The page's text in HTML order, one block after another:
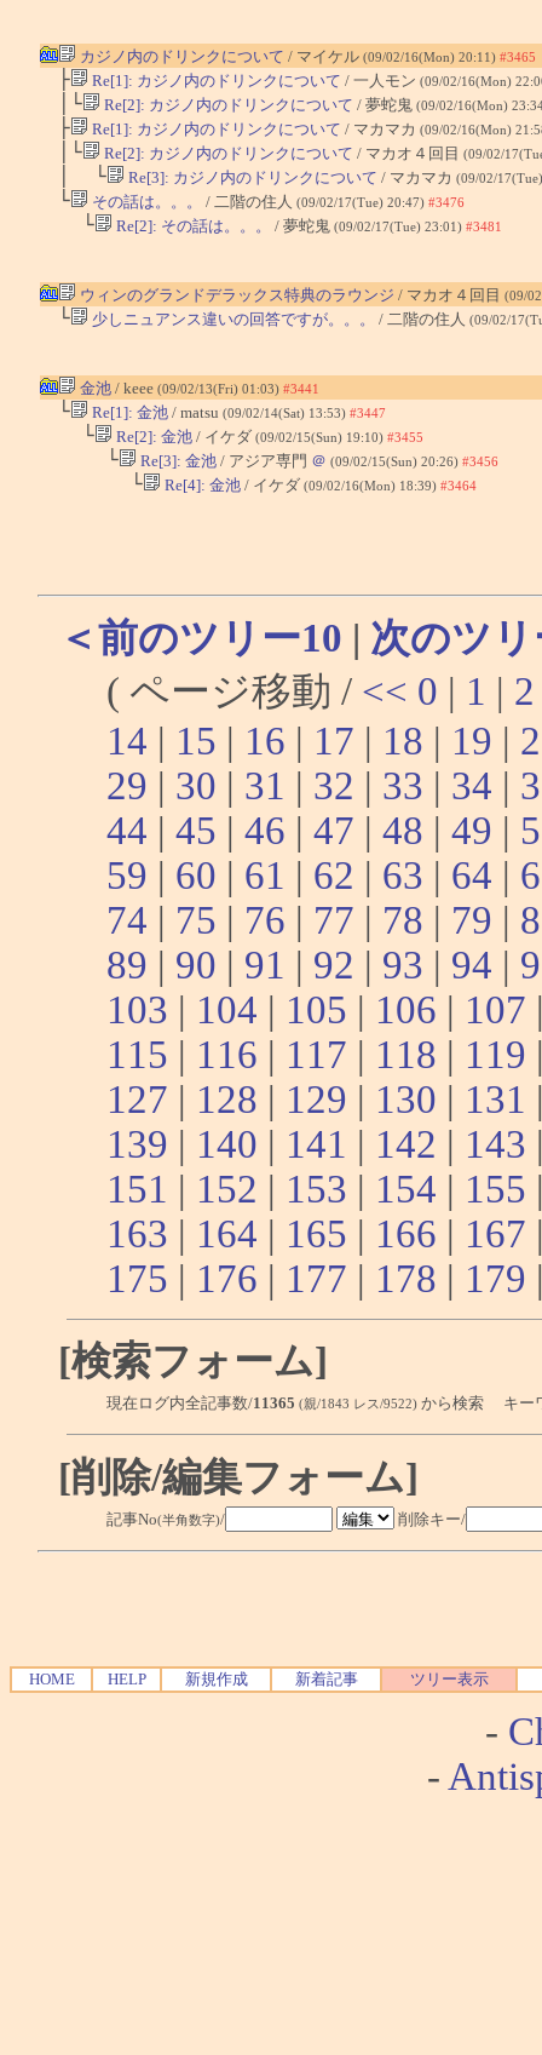
カジノ内のドリンクについて / マイケル (09/02/16(Mon) 20:11) #3465
├ Re[1]: カジノ内のドリンクについて / 一人モン (09/02/16(Mon)
│└ Re[2]: カジノ内のドリンクについて / 夢蛇鬼 (09/02/16(Mon)
├ Re[1]: カジノ内のドリンクについて / マカマカ (09/02/16(Mon)
│└ Re[2]: カジノ内のドリンクについて / マカオ４回目 (09/02/
│ └ Re[3]: カジノ内のドリンクについて / マカマカ (09/02/
└ その話は。。。 / 二階の住人 (09/02/17(Tue) 20:47) #3476
└ Re[2]: その話は。。。 / 夢蛇鬼 (09/02/17(Tue) 23:01) #3481
ウィンのグランドデラックス特典のラウンジ / マカオ４回目 (09/
└ 少しニュアンス違いの回答ですが。。。 / 二階の住人 (09/02/
金池/ keee (09/02/13(Fri) 01:03) #3441
└ Re[1]: 金池/ matsu (09/02/14(Sat) 13:53) #3447
└ Re[2]: 金池/ イケダ (09/02/15(Sun) 19:10) #3455
└ Re[3]: 金池/ アジア専門 ＠ (09/02/15(Sun) 20:26) #3456
└ Re[4]: 金池/ イケダ (09/02/16(Mon) 18:39) #3464
＜前のツリー10 | 次のツリ
( ページ移動 / << 0 | 1 | 2
14 | 15 | 16 | 17 | 18 | 19 |
29 | 30 | 31 | 32 | 33 | 34 |
44 | 45 | 46 | 47 | 48 | 49 |
59 | 60 | 61 | 62 | 63 | 64 |
74 | 75 | 76 | 77 | 78 | 79 |
89 | 90 | 91 | 92 | 93 | 94 |
103 | 104 | 105 | 106 | 107
115 | 116 | 117 | 118 | 119
127 | 128 | 129 | 130 | 131
139 | 140 | 141 | 142 | 143
151 | 152 | 153 | 154 | 155
163 | 164 | 165 | 166 | 167
175 | 176 | 177 | 178 | 179
[検索フォーム]
現在ログ内全記事数/11365 (親/1843 レス/9522) から検索 キー
[削除/編集フォーム]
記事No(半角数字)/ 削除キー/
HOME HELP 新規作成 新着記事 ツリー表示
-
-